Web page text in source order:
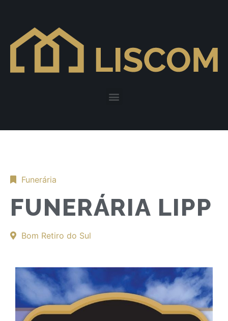
Funerária
FUNERÁRIA LIPP
Bom Retiro do Sul